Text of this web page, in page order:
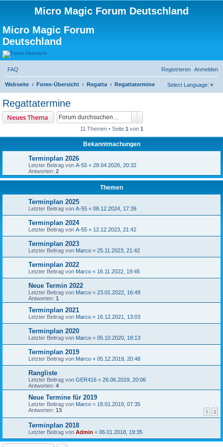
Micro Magic Forum Deutschland
Micro Magic Forum
Deutschland
FAQ Anmelden
Registrieren
Webseite Foren-Übersicht Regatta Regattatermine Select Language ▼
Regattatermine
Neues Thema
11 Themen • Seite 1 von 1
Bekanntmachungen
Terminplan 2026
Letzter Beitrag von A-55 « 28.04.2026, 20:32
Antworten: 2
Themen
Terminplan 2025
Letzter Beitrag von A-55 « 08.12.2024, 17:39
Terminplan 2024
Letzter Beitrag von A-55 « 12.12.2023, 21:42
Terminplan 2023
Letzter Beitrag von Marco « 25.11.2023, 21:42
Terminplan 2022
Letzter Beitrag von Marco « 16.11.2022, 19:45
Neue Termin 2022
Letzter Beitrag von Marco « 23.01.2022, 16:49
Antworten: 1
Terminplan 2021
Letzter Beitrag von Marco « 16.12.2021, 13:03
Terminplan 2020
Letzter Beitrag von Marco « 05.10.2020, 18:13
Terminplan 2019
Letzter Beitrag von Marco « 05.12.2019, 20:48
Rangliste
Letzter Beitrag von GER416 « 26.06.2019, 20:06
Antworten: 4
Neue Termine für 2019
Letzter Beitrag von Marco « 18.01.2019, 07:35
Antworten: 13 1 2
Terminplan 2018
Letzter Beitrag von Admin « 06.01.2018, 19:35